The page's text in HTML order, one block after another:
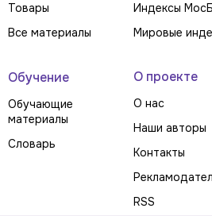
Товары
Все материалы
Индексы
Мировые
Обучение
Обучающие
материалы
Словарь
О проекте
О нас
Наши авторы
Контакты
RSS